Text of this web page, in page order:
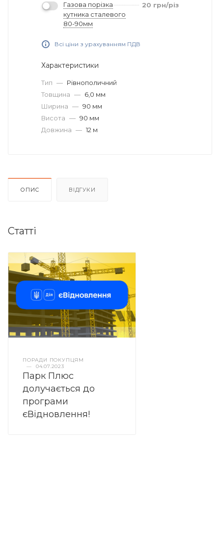
Газова порізка
кутника сталевого
80-90мм
20 грн/різ
Всі ціни з урахуванням ПДВ
Характеристики
Тип — Рівнополичний
Товщина — 6,0 мм
Ширина — 90 мм
Висота — 90 мм
Довжина — 12 м
ОПИС ВІДГУКИ
Статті
ПОРАДИ ПОКУПЦЯМ
—
04.07.2023
Парк Плюс
долучається до
програми
єВідновлення!